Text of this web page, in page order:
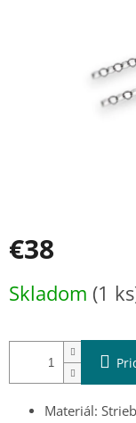
€38
cena:
Skladom (1
Materiál: